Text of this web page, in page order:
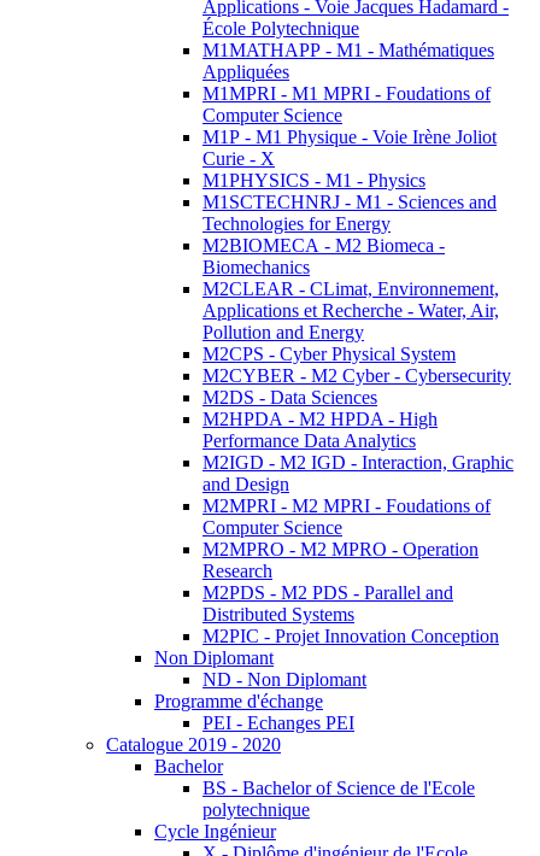
Applications - Voie Jacques Hadamard -
École Polytechnique
M1MATHAPP - M1 - Mathématiques
Appliquées
M1MPRI - M1 MPRI - Foudations of
Computer Science
M1P - M1 Physique - Voie Irène Joliot
Curie - X
M1PHYSICS - M1 - Physics
M1SCTECHNRJ - M1 - Sciences and
Technologies for Energy
M2BIOMECA - M2 Biomeca -
Biomechanics
M2CLEAR - CLimat, Environnement,
Applications et Recherche - Water, Air,
Pollution and Energy
M2CPS - Cyber Physical System
M2CYBER - M2 Cyber - Cybersecurity
M2DS - Data Sciences
M2HPDA - M2 HPDA - High
Performance Data Analytics
M2IGD - M2 IGD - Interaction, Graphic
and Design
M2MPRI - M2 MPRI - Foudations of
Computer Science
M2MPRO - M2 MPRO - Operation
Research
M2PDS - M2 PDS - Parallel and
Distributed Systems
M2PIC - Projet Innovation Conception
Non Diplomant
ND - Non Diplomant
Programme d'échange
PEI - Echanges PEI
Catalogue 2019 - 2020
Bachelor
BS - Bachelor of Science de l'Ecole
polytechnique
Cycle Ingénieur